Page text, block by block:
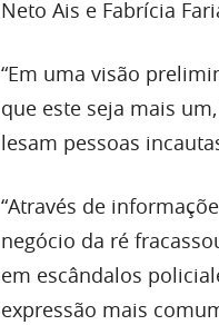
Neto Ais e Fabrícia
“Em uma visão
que este seja mais
lesam pessoas
“Através de
negócio da ré
em escândalos
expressão mais